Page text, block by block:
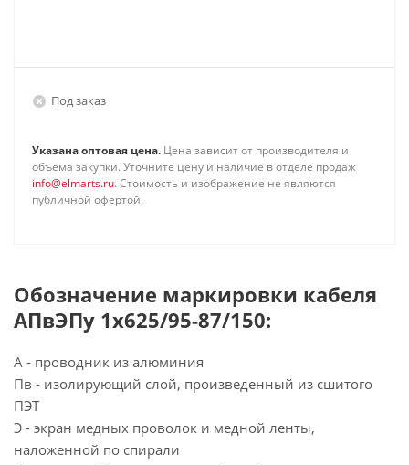
Под заказ
Указана оптовая цена. Цена зависит от производителя и
объема закупки. Уточните цену и наличие в отделе продаж
info@elmarts.ru. Стоимость и изображение не являются
публичной офертой.
Обозначение маркировки кабеля
АПвЭПу 1х625/95-87/150:
А - проводник из алюминия
Пв - изолирующий слой, произведенный из сшитого
ПЭТ
Э - экран медных проволок и медной ленты,
наложенной по спирали